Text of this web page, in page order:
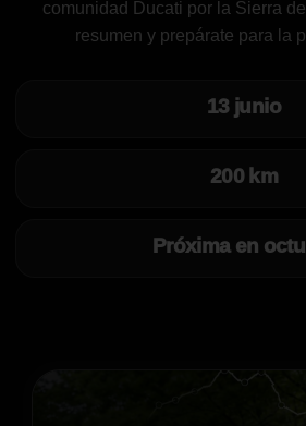
comunidad Ducati por la Sierra
resumen y prepárate para la
13 junio
200 km
Próxima en